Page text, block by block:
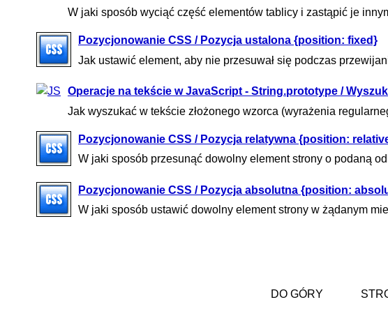
W jaki sposób wyciąć część elementów tablicy i zastąpić je
Pozycjonowanie CSS / Pozycja ustalona {position: fixed}
Jak ustawić element, aby nie przesuwał się podczas
Operacje na tekście w JavaScript - String.prototype /
Jak wyszukać w tekście złożonego wzorca (wyrażenia
Pozycjonowanie CSS / Pozycja relatywna {position:
W jaki sposób przesunąć dowolny element strony o podaną
Pozycjonowanie CSS / Pozycja absolutna {position:
W jaki sposób ustawić dowolny element strony w żądanym
DO GÓRY